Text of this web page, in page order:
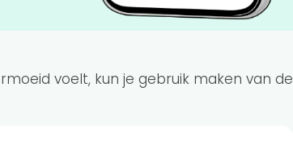
voelt, kun je gebruik maken van de